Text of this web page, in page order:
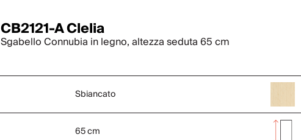
CB2121-A Clelia
Sgabello Connubia in legno, altezza seduta 65 cm
Sbiancato
65 cm